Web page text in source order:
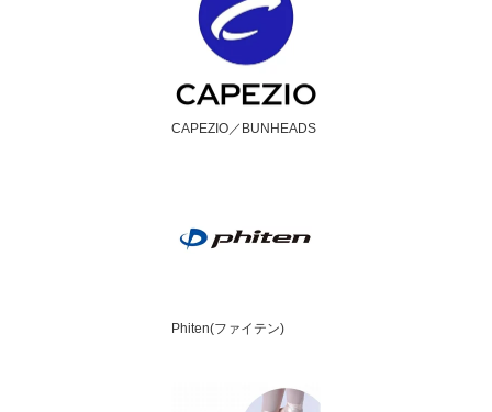
CAPEZIO／BUNHEADS
Phiten(ファイテン)